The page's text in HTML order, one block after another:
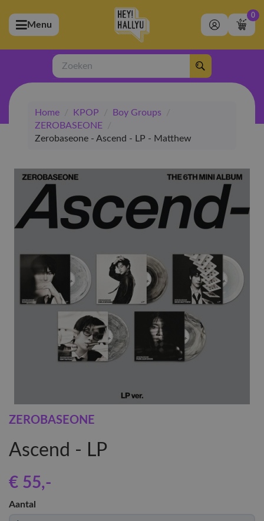
(Artiesten)
(Merchandise)
(Exclusive)
(Winkel)
Menu
0
Zoeken
Home / KPOP / Boy Groups
/
ZEROBASEONE
/
Zerobaseone - Ascend - LP - Matthew
ZEROBASEONE
Ascend - LP
€ 55,-
Aantal